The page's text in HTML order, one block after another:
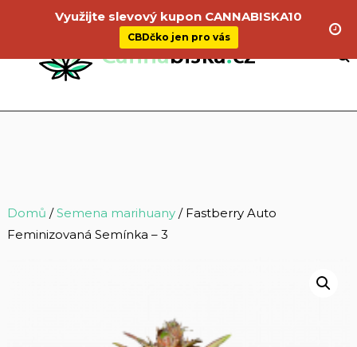
Domů /Semena marihuany/ Fastberry Auto
Feminizovaná Semínka – 3
Využijte slevový kupon CANNABISKA10
CBDčko jen pro vás